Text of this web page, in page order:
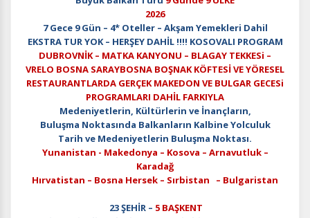
2026
7 Gece 9 Gün – 4* Oteller – Akşam Yemekleri Dahil
EKSTRA TUR YOK – HERŞEY DAHİL !!!! KOSOVALI PROGRAM
DUBROVNİK – MATKA KANYONU – BLAGAY TEKKESi –
VRELO BOSNA SARAYBOSNA BOŞNAK KÖFTESİ VE YÖRESEL
RESTAURANTLARDA GERÇEK MAKEDON VE BULGAR GECESi
PROGRAMLARI DAHİL FARKIYLA
Medeniyetlerin, Kültürlerin ve İnançların,
Buluşma Noktasında Balkanların Kalbine Yolculuk
Tarih ve Medeniyetlerin Buluşma Noktası.
Yunanistan - Makedonya – Kosova – Arnavutluk –
Karadağ
Hırvatistan – Bosna Hersek – Sırbistan – Bulgaristan
23 ŞEHİR – 5 BAŞKENT